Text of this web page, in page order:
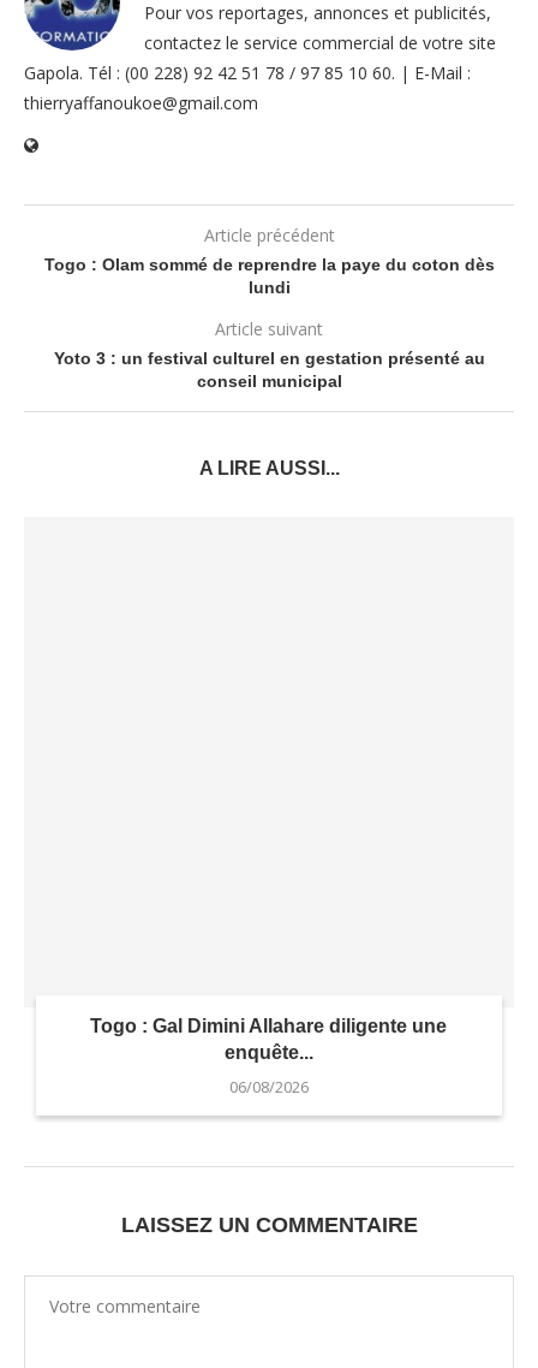
Pour vos reportages, annonces et publicités,
contactez le service commercial de votre site
Gapola. Tél : (00 228) 92 42 51 78 / 97 85 10 60. | E-Mail :
thierryaffanoukoe@gmail.com
Article précédent
Togo : Olam sommé de reprendre la paye du coton dès
lundi
Article suivant
Yoto 3 : un festival culturel en gestation présenté au
conseil municipal
A LIRE AUSSI...
Togo : Gal Dimini Allahare diligente une
enquête...
06/08/2026
LAISSEZ UN COMMENTAIRE